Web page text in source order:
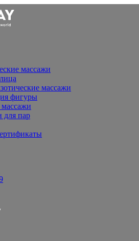
массажи
массажи
фигуры
для пар